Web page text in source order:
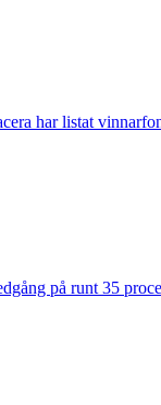
har listat
på runt 35